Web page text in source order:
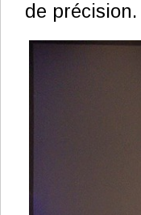
de précision.